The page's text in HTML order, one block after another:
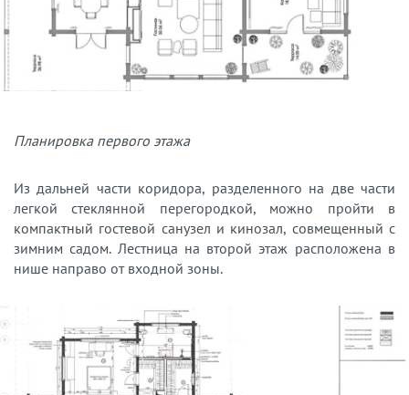
Планировка первого этажа
Из дальней части коридора, разделенного на две части
легкой стеклянной перегородкой, можно пройти в
компактный гостевой санузел и кинозал, совмещенный с
зимним садом. Лестница на второй этаж расположена в
нише направо от входной зоны.